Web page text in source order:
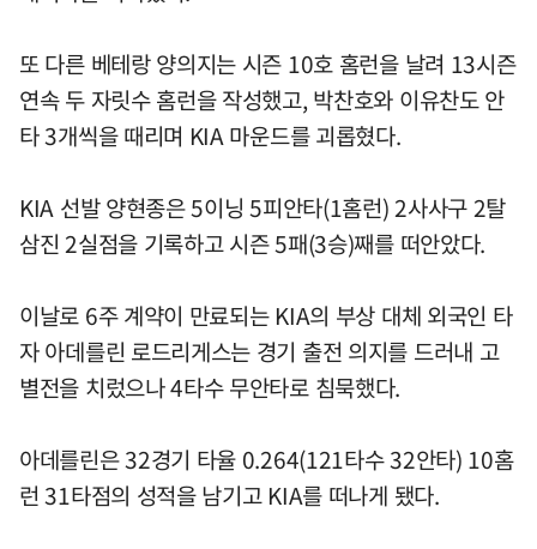
또 다른 베테랑 양의지는 시즌 10호 홈런을 날려 13시즌
연속 두 자릿수 홈런을 작성했고, 박찬호와 이유찬도 안
타 3개씩을 때리며 KIA 마운드를 괴롭혔다.
KIA 선발 양현종은 5이닝 5피안타(1홈런) 2사사구 2탈
삼진 2실점을 기록하고 시즌 5패(3승)째를 떠안았다.
이날로 6주 계약이 만료되는 KIA의 부상 대체 외국인 타
자 아데를린 로드리게스는 경기 출전 의지를 드러내 고
별전을 치렀으나 4타수 무안타로 침묵했다.
아데를린은 32경기 타율 0.264(121타수 32안타) 10홈
런 31타점의 성적을 남기고 KIA를 떠나게 됐다.